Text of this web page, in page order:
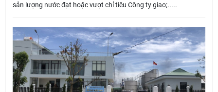
sản lượng nước đạt hoặc vượt chỉ tiêu Công ty giao;.....